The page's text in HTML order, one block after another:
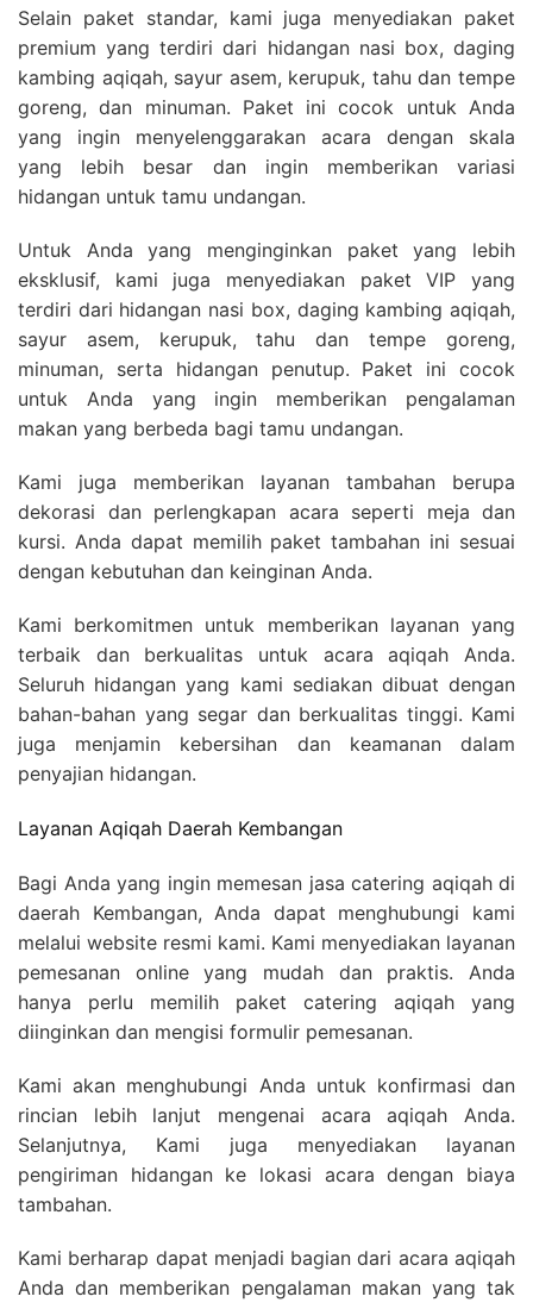
Selain paket standar, kami juga menyediakan paket
premium yang terdiri dari hidangan nasi box, daging
kambing aqiqah, sayur asem, kerupuk, tahu dan tempe
goreng, dan minuman. Paket ini cocok untuk Anda
yang ingin menyelenggarakan acara dengan skala
yang lebih besar dan ingin memberikan variasi
hidangan untuk tamu undangan.
Untuk Anda yang menginginkan paket yang lebih
eksklusif, kami juga menyediakan paket VIP yang
terdiri dari hidangan nasi box, daging kambing aqiqah,
sayur asem, kerupuk, tahu dan tempe goreng,
minuman, serta hidangan penutup. Paket ini cocok
untuk Anda yang ingin memberikan pengalaman
makan yang berbeda bagi tamu undangan.
Kami juga memberikan layanan tambahan berupa
dekorasi dan perlengkapan acara seperti meja dan
kursi. Anda dapat memilih paket tambahan ini sesuai
dengan kebutuhan dan keinginan Anda.
Kami berkomitmen untuk memberikan layanan yang
terbaik dan berkualitas untuk acara aqiqah Anda.
Seluruh hidangan yang kami sediakan dibuat dengan
bahan-bahan yang segar dan berkualitas tinggi. Kami
juga menjamin kebersihan dan keamanan dalam
penyajian hidangan.
Layanan Aqiqah Daerah Kembangan
Bagi Anda yang ingin memesan jasa catering aqiqah di
daerah Kembangan, Anda dapat menghubungi kami
melalui website resmi kami. Kami menyediakan layanan
pemesanan online yang mudah dan praktis. Anda
hanya perlu memilih paket catering aqiqah yang
diinginkan dan mengisi formulir pemesanan.
Kami akan menghubungi Anda untuk konfirmasi dan
rincian lebih lanjut mengenai acara aqiqah Anda.
Selanjutnya, Kami juga menyediakan layanan
pengiriman hidangan ke lokasi acara dengan biaya
tambahan.
Kami berharap dapat menjadi bagian dari acara aqiqah
Anda dan memberikan pengalaman makan yang tak